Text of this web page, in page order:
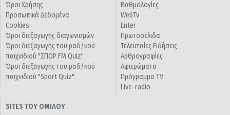
Όροι Χρήσης
Προσωπικά Δεδομένα
Cookies
Όροι διεξαγωγής διαγωνισμών
Όροι διεξαγωγής του ραδ/κού
παιχνιδιού "ΣΠΟΡ FM Quiz"
Όροι διεξαγωγής του ραδ/κού
παιχνιδιού "Sport Quiz"
Βαθμολογίες
WebTv
Enter
Πρωτοσέλιδα
Τελευταίες Ειδήσεις
Αρθρογραφίες
Αφιερώματα
Πρόγραμμα TV
Live-radio
SITES ΤΟΥ ΟΜΙΛΟΥ